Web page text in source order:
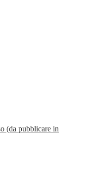
(da pubblicare in